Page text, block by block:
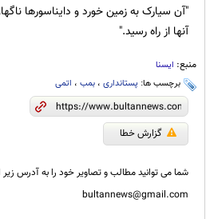
"آن سیارک به زمین خورد و دایناسورها
آنها از راه رسید."
منبع: ایسنا
برچسب ها: پستانداری، بمب، اتمی
گزارش خطا
شما می توانید مطالب و تصاویر خود را به آدرس زیر
bultannews@gmail.com